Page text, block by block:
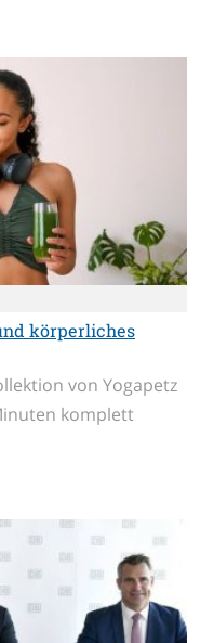
körperliches
von Yogapetz
komplett